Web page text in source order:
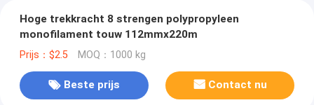
Hoge trekkracht 8 strengen polypropyleen
monofilament touw 112mmx220m
Prijs：$2.5 MOQ：1000 kg
Beste prijs Contact nu